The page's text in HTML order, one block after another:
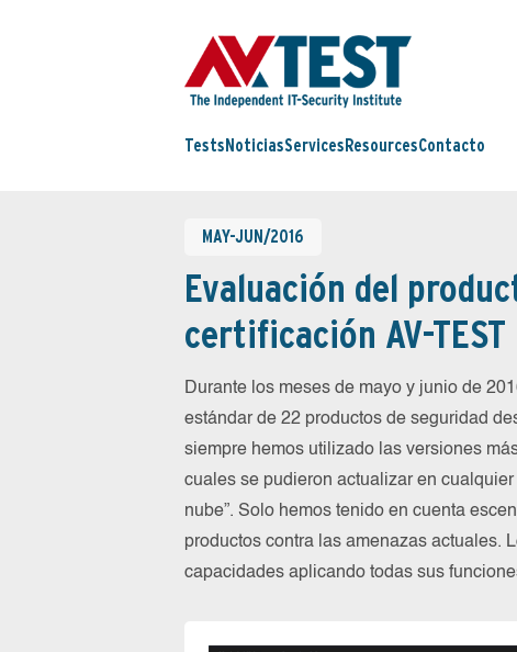
Tests NoticiasServices ResourcesContacto
MAY-JUN/2016
Evaluación del
certificación AV-TEST
Durante los meses de mayo y junio de
estándar de 22 productos de seguridad
siempre hemos utilizado las versiones
cuales se pudieron actualizar en
nube”. Solo hemos tenido en cuenta
productos contra las amenazas actuales.
capacidades aplicando todas sus